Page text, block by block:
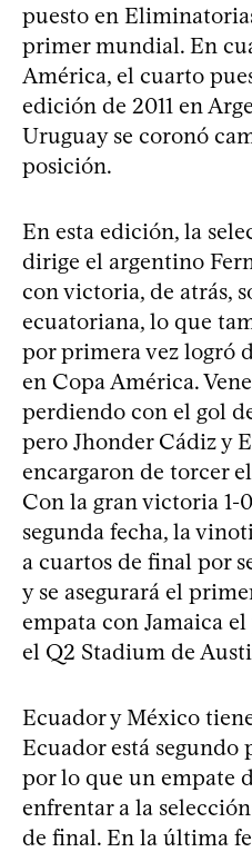
puesto en
primer mundial. En
América, el cuarto
edición de 2011 en
Uruguay se coronó
posición.
En esta edición, la
dirige el argentino
con victoria, de atrás,
ecuatoriana, lo que
por primera vez logró
en Copa América.
perdiendo con el gol
pero Jhonder Cádiz y
encargaron de torcer
Con la gran victoria 1-
segunda fecha, la
a cuartos de final por
y se asegurará el
empata con Jamaica
el Q2 Stadium de
Ecuador y México
Ecuador está segundo
por lo que un empate
enfrentar a la
de final. En la última